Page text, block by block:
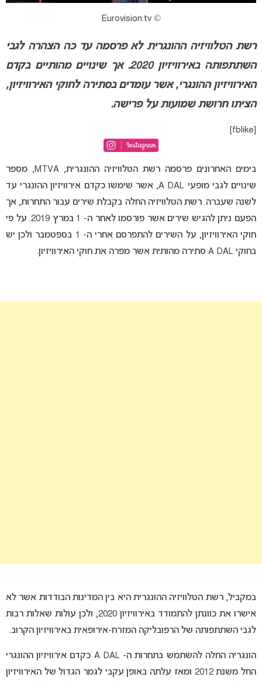
© Eurovision.tv
רשת הטלוויזיה ההונגרית לא פרסמה עד כה הצהרה לגבי
השתתפותה באירוויזיון 2020. אך שינויים מהותיים בקדם
האירוויזיון ההונגרי, אשר עומדים בסתירה לחוקי האירוויזיון,
הציתו חרושת שמועות על פרישה.
בימים האחרונים פרסמה רשת הטלוויזיה ההונגרית, MTVA, מספר
שינויים לגבי מופעי A DAL, אשר שימשו כקדם אירוויזיון ההונגרי עד
לשנה שעברה. רשת הטלוויזיה החלה בקבלת שירים עבור התחרות, אך
הפעם ניתן להגיש שירים אשר פורסמו לאחר ה- 1 במרץ 2019. על פי
חוקי האירוויזיון, על השירים להתפרסם אחרי ה- 1 בספטמבר ולכן יש
בחוקי A DAL סתירה מהותית אשר מפרה את חוקי האירוויזיון.
במקביל, רשת הטלוויזיה ההונגרית היא בין המדינות הבודדות אשר לא
אישרו את כוונתן להתמודד באירוויזיון 2020, ולכן עולות שאלות רבות
לגבי השתתפותה של הרפובליקה המזרח-אירופאית באירוויזיון הקרוב.
הונגריה החלה להשתמש בתחרות ה- A DAL כקדם אירוויזיון ההונגרי
החל משנת 2012 ומאז עלתה באופן עקבי לגמר הגדול של האירוויזיון